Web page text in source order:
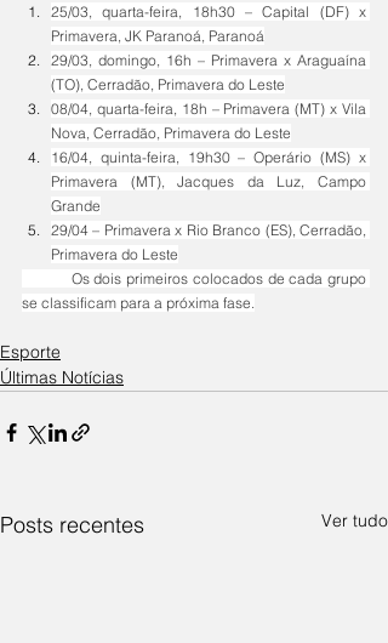
25/03, quarta-feira, 18h30 – Capital (DF) x
Primavera, JK Paranoá, Paranoá
29/03, domingo, 16h – Primavera x Araguaína
(TO), Cerradão, Primavera do Leste
08/04, quarta-feira, 18h – Primavera (MT) x Vila
Nova, Cerradão, Primavera do Leste
16/04, quinta-feira, 19h30 – Operário (MS) x
Primavera (MT), Jacques da Luz, Campo
Grande
29/04 – Primavera x Rio Branco (ES), Cerradão,
Primavera do Leste
se classificam para a próxima fase.
Esporte
Últimas Notícias
Posts recentes Ver tudo